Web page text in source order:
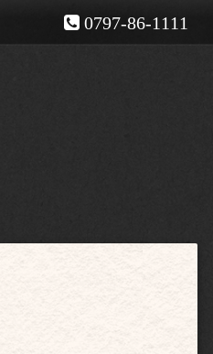
0797-86-1111